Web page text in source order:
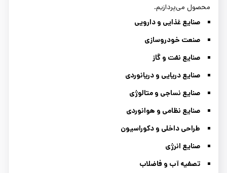
محصول می‌پردازیم.
صنایع غذایی و دارویی
صنعت خودروسازی
صنایع نفت و گاز
صنایع دریایی و دریانوردی
صنایع نساجی و متالوژی
صنایع نظامی و هوانوردی
طراحی داخلی و دکوراسیون
صنایع انرژی
تصفیه آب و فاضلاب